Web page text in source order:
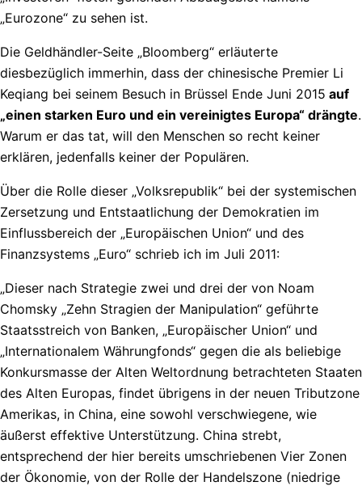
„Eurozone“ zu sehen ist.
Die Geldhändler-Seite „Bloomberg“ erläuterte
diesbezüglich immerhin, dass der chinesische Premier Li
Keqiang bei seinem Besuch in Brüssel Ende Juni 2015 auf
„einen starken Euro und ein vereinigtes Europa“ drängte.
Warum er das tat, will den Menschen so recht keiner
erklären, jedenfalls keiner der Populären.
Über die Rolle dieser „Volksrepublik“ bei der systemischen
Zersetzung und Entstaatlichung der Demokratien im
Einflussbereich der „Europäischen Union“ und des
Finanzsystems „Euro“ schrieb ich im Juli 2011:
„Dieser nach Strategie zwei und drei der von Noam
Chomsky „Zehn Stragien der Manipulation“ geführte
Staatsstreich von Banken, „Europäischer Union“ und
„Internationalem Währungfonds“ gegen die als beliebige
Konkursmasse der Alten Weltordnung betrachteten Staaten
des Alten Europas, findet übrigens in der neuen Tributzone
Amerikas, in China, eine sowohl verschwiegene, wie
äußerst effektive Unterstützung. China strebt,
entsprechend der hier bereits umschriebenen Vier Zonen
der Ökonomie, von der Rolle der Handelszone (niedrige